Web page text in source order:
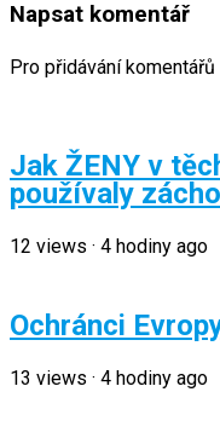
Napsat komentář
Pro přidávání
Jak ŽENY v
používaly
12 views · 4 hodiny ago
Ochránci
13 views · 4 hodiny ago